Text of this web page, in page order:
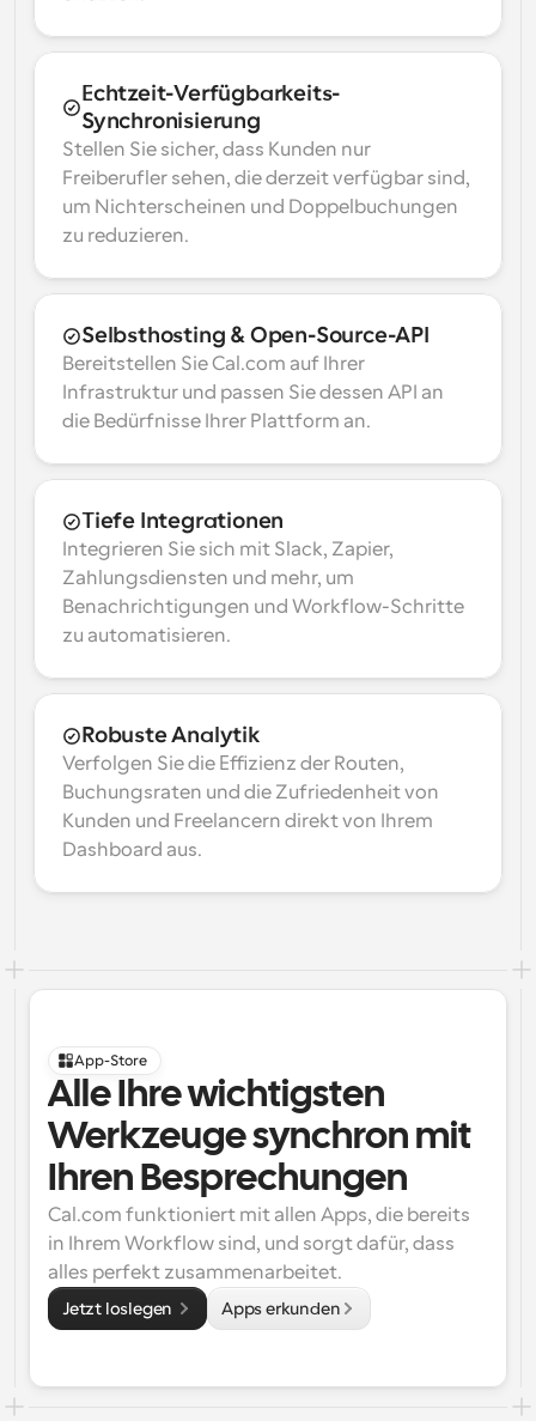
Echtzeit-Verfügbarkeits-
Synchronisierung
Stellen Sie sicher, dass Kunden nur
Freiberufler sehen, die derzeit verfügbar sind,
um Nichterscheinen und Doppelbuchungen
zu reduzieren.
Selbsthosting & Open-Source-API
Bereitstellen Sie Cal.com auf Ihrer
Infrastruktur und passen Sie dessen API an
die Bedürfnisse Ihrer Plattform an.
Tiefe Integrationen
Integrieren Sie sich mit Slack, Zapier,
Zahlungsdiensten und mehr, um
Benachrichtigungen und Workflow-Schritte
zu automatisieren.
Robuste Analytik
Verfolgen Sie die Effizienz der Routen,
Buchungsraten und die Zufriedenheit von
Kunden und Freelancern direkt von Ihrem
Dashboard aus.
App-Store
Alle Ihre wichtigsten
Werkzeuge synchron mit
Ihren Besprechungen
Cal.com funktioniert mit allen Apps, die bereits
in Ihrem Workflow sind, und sorgt dafür, dass
alles perfekt zusammenarbeitet.
Jetzt loslegen Apps erkunden